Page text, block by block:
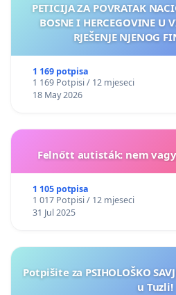
PETICIJA ZA POVRATAK
BOSNE I HERCEGOVINE U
RJEŠENJE NJENOG
1 169 potpisa
1 169 Potpisi / 12 mjeseci
18 May 2026
Felnőtt autisták: nem
1 105 potpisa
1 017 Potpisi / 12 mjeseci
31 Jul 2025
Potpišite za PSIHOLOŠKO
u Tuzli!